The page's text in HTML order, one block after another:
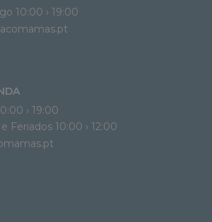
10:00 › 19:00
› 19:00
Feriados 10:00 › 12:00